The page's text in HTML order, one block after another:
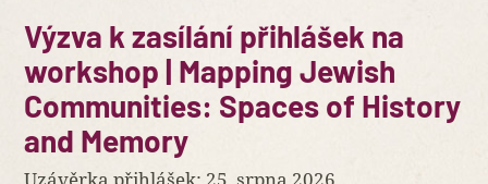
Výzva k zasílání přihlášek na
workshop | Mapping Jewish
Communities: Spaces of History
and Memory